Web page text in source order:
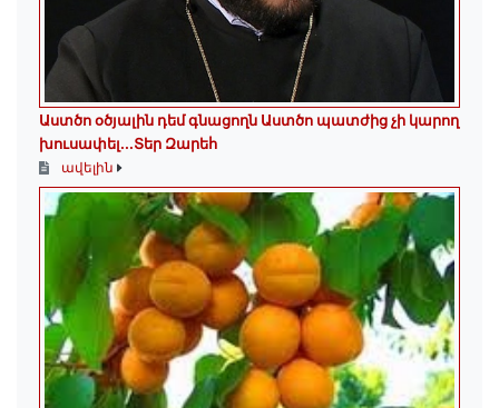
Աստծո օծյալին դեմ գնացողն Աստծո պատժից չի կարող
խուսափել․․․Տեր Զարեհ
ավելին